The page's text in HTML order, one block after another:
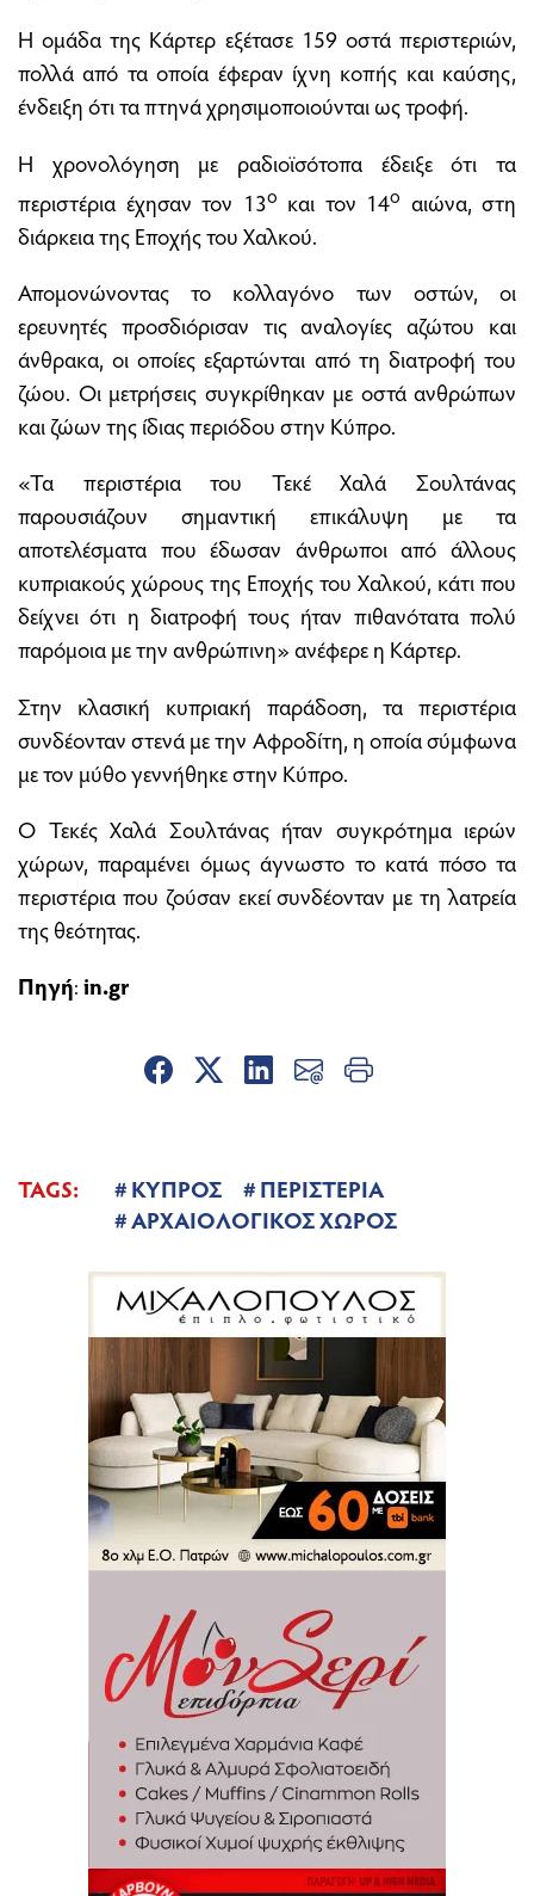
Η ομάδα της Κάρτερ εξέτασε 159 οστά περιστεριών,
πολλά από τα οποία έφεραν ίχνη κοπής και καύσης,
ένδειξη ότι τα πτηνά χρησιμοποιούνται ως τροφή.
Η χρονολόγηση με ραδιοϊσότοπα έδειξε ότι τα
περιστέρια έχησαν τον 13ο και τον 14ο αιώνα, στη
διάρκεια της Εποχής του Χαλκού.
Απομονώνοντας το κολλαγόνο των οστών, οι
ερευνητές προσδιόρισαν τις αναλογίες αζώτου και
άνθρακα, οι οποίες εξαρτώνται από τη διατροφή του
ζώου. Οι μετρήσεις συγκρίθηκαν με οστά ανθρώπων
και ζώων της ίδιας περιόδου στην Κύπρο.
«Τα περιστέρια του Τεκέ Χαλά Σουλτάνας
παρουσιάζουν σημαντική επικάλυψη με τα
αποτελέσματα που έδωσαν άνθρωποι από άλλους
κυπριακούς χώρους της Εποχής του Χαλκού, κάτι που
δείχνει ότι η διατροφή τους ήταν πιθανότατα πολύ
παρόμοια με την ανθρώπινη» ανέφερε η Κάρτερ.
Στην κλασική κυπριακή παράδοση, τα περιστέρια
συνδέονταν στενά με την Αφροδίτη, η οποία σύμφωνα
με τον μύθο γεννήθηκε στην Κύπρο.
Ο Τεκές Χαλά Σουλτάνας ήταν συγκρότημα ιερών
χώρων, παραμένει όμως άγνωστο το κατά πόσο τα
περιστέρια που ζούσαν εκεί συνδέονταν με τη λατρεία
της θεότητας.
Πηγή:in.gr
TAGS: ΚΥΠΡΟΣ
ΠΕΡΙΣΤΕΡΙΑ
ΑΡΧΑΙΟΛΟΓΙΚΟΣ ΧΩΡΟΣ